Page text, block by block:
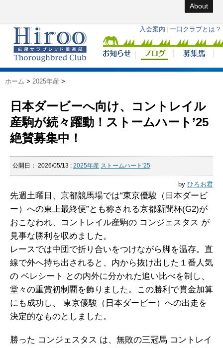
About
ホーム > 2025年産 >
日本ダービーへ向け、コントレイル
産駒が続々躍動！ストームハート’25
絶賛募集中！
公開日： 2026/05/13 : 2025年産 ストームハート'25
by ひろお君
先週土曜日、京都競馬場では“東京優駿（日本ダービ
ー） への東上最終便”とも称される京都新聞杯(G2)が
おこなわれ、コントレイル産駒の コンジェスタス が
見事な勝利を収めました。
レースでは中団で折り合いをつけながら脚を温存。直
線で外へ持ち出されると、内から抜け出した１番人気
の ベレシート
との内外に分かれた追い比べを制し、
堂々の重賞初制覇を飾りました。この勝利で賞金加算
にも成功し、 東京優駿（日本ダービー） への出走を
決定的なものとしました。
勝った コンジェスタス は、無敗の三冠馬 コントレイ